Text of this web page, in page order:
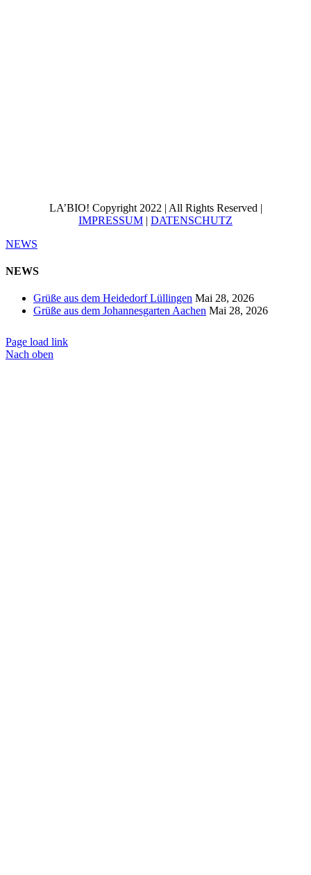
LA’BIO! Copyright 2022 | All Rights Reserved |
IMPRESSUM | DATENSCHUTZ
NEWS
NEWS
Grüße aus dem Heidedorf Lüllingen Mai 28, 2026
Grüße aus dem Johannesgarten Aachen Mai 28, 2026
Page load link
Nach oben